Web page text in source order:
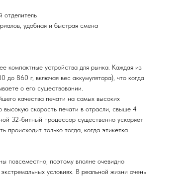
отделитель
удобная и быстрая смена
компактные устройства для рынка. Каждая из
до 860 г, включая вес аккумулятора), что когда
о его существовании.
качества печати на самых высоких
скорость печати в отрасли, свыше 4
32-битный процессор существенно ускоряет
происходит только тогда, когда этикетка
повсеместно, поэтому вполне очевидно
условиях. В реальной жизни очень